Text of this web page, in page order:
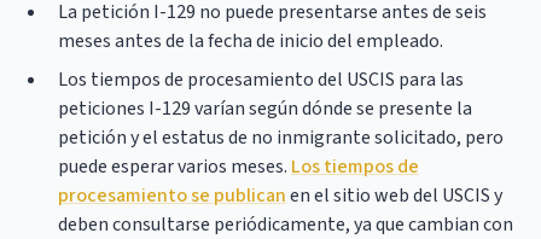
La petición I-129 no puede presentarse antes de seis
meses antes de la fecha de inicio del empleado.
Los tiempos de procesamiento del USCIS para las
peticiones I-129 varían según dónde se presente la
petición y el estatus de no inmigrante solicitado, pero
puede esperar varios meses. Los tiempos de
procesamiento se publicanen el sitio web del USCIS y
deben consultarse periódicamente, ya que cambian con